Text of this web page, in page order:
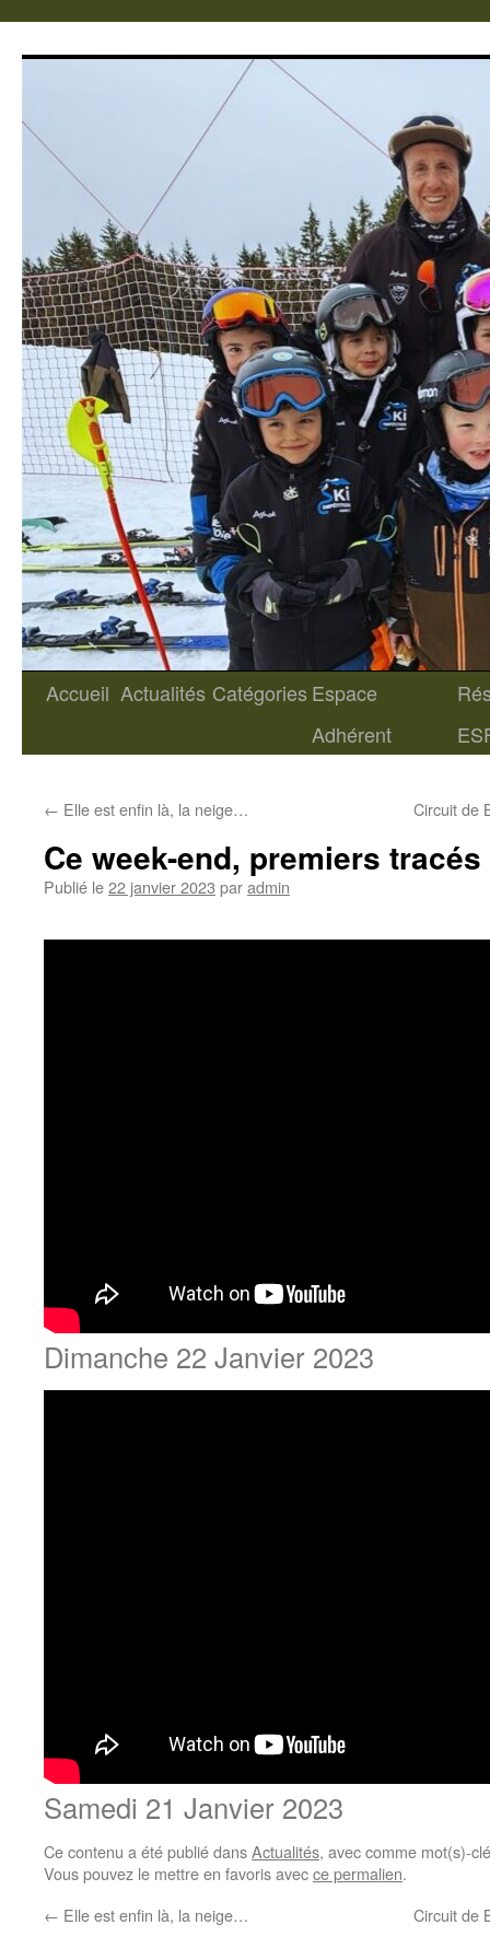
Aller
Accueil Actualités Catégories Espace
Adhérent
← Elle est enfin là, la neige… Circuit de
Ce week-end, premiers
Publié le22 janvier 2023 paradmin
Dimanche 22 Janvier 2023
Samedi 21 Janvier 2023
Ce contenu a été publié dansActualités, avec comme mot(s)-
Vous pouvez le mettre en favoris avecce permalien.
← Elle est enfin là, la neige… Circuit de